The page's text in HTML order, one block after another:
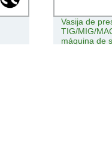
Vasija de
TIG/MIG/
máquina de